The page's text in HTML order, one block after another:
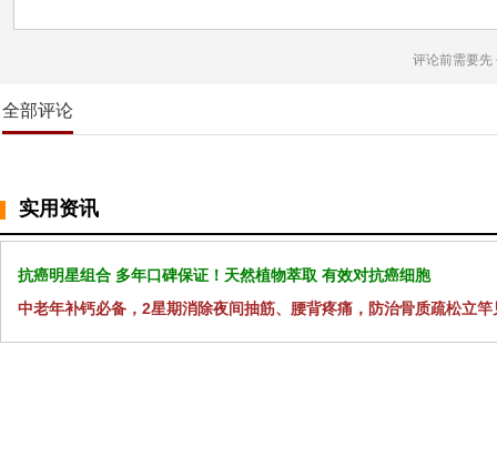
评论前需要先
全部评论
实用资讯
抗癌明星组合 多年口碑保证！天然植物萃取 有效对抗癌细胞
中老年补钙必备，2星期消除夜间抽筋、腰背疼痛，防治骨质疏松立竿